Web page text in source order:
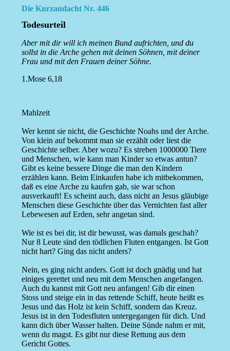
Die Kurzandacht Nr. 446
Todesurteil
Aber mit dir will ich meinen Bund aufrichten, und du
sollst in die Arche gehen mit deinen Söhnen, mit deiner
Frau und mit den Frauen deiner Söhne.
1.Mose 6,18
Mahlzeit
Wer kennt sie nicht, die Geschichte Noahs und der Arche.
Von klein auf bekommt man sie erzählt oder liest die
Geschichte selber. Aber wozu? Es streben 1000000 Tiere
und Menschen, wie kann man Kinder so etwas antun?
Gibt es keine bessere Dinge die man den Kindern
erzählen kann. Beim Einkaufen habe ich mitbekommen,
daß es eine Arche zu kaufen gab, sie war schon
ausverkauft! Es scheint auch, dass nicht an Jesus gläubige
Menschen diese Geschichte über das Vernichten fast aller
Lebewesen auf Erden, sehr angetan sind.
Wie ist es bei dir, ist dir bewusst, was damals geschah?
Nur 8 Leute sind den tödlichen Fluten entgangen. Ist Gott
nicht hart? Ging das nicht anders?
Nein, es ging nicht anders. Gott ist doch gnädig und hat
einiges gerettet und neu mit dem Menschen angefangen.
Auch du kannst mit Gott neu anfangen! Gib dir einen
Stoss und steige ein in das rettende Schiff, heute heißt es
Jesus und das Holz ist kein Schiff, sondern das Kreuz.
Jesus ist in den Todesfluten untergegangen für dich. Und
kann dich über Wasser halten. Deine Sünde nahm er mit,
wenn du magst. Es gibt nur diese Rettung aus dem
Gericht Gottes.